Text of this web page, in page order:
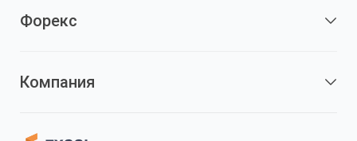
Форекс
Компания